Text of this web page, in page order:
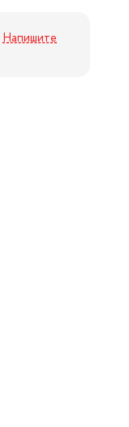
Напишите